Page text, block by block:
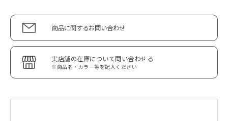
商品に関するお問い合わせ
実店舗の在庫について問い合わせる
※商品名・カラー等を記入ください